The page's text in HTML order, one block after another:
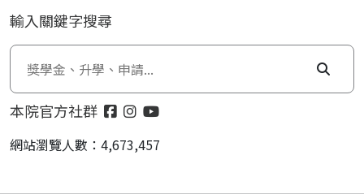
輸入關鍵字搜尋
本院官方社群
網站瀏覽人數：4,673,457